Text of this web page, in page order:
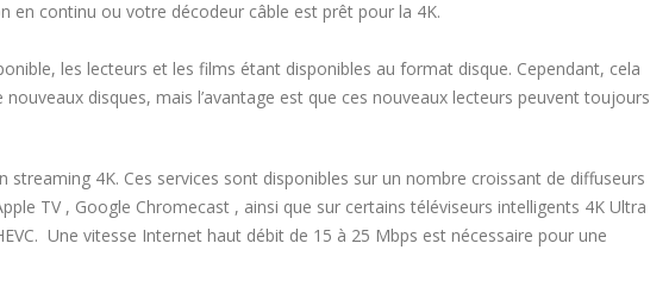
en continu ou votre décodeur câble est prêt pour la 4K.
les lecteurs et les films étant disponibles au format disque. Cependant, cela
nouveaux disques, mais l’avantage est que ces nouveaux lecteurs peuvent toujours
4K. Ces services sont disponibles sur un nombre croissant de diffuseurs
TV , Google Chromecast , ainsi que sur certains téléviseurs intelligents 4K Ultra
Une vitesse Internet haut débit de 15 à 25 Mbps est nécessaire pour une